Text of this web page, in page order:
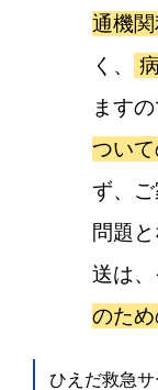
通機
く、
ますの
つい
ず、
問題
送は
のた
ひえだ救急